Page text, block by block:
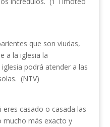
que son viudas,
a la iglesia la
podrá atender a las
(NTV)
casado o casada las
mucho más exacto y